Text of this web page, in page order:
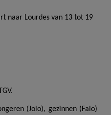
naar Lourdes van 13 tot 19
(Jolo), gezinnen (Falo)